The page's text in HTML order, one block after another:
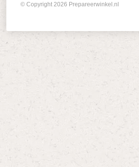
© Copyright 2026 Prepareerwinkel.nl